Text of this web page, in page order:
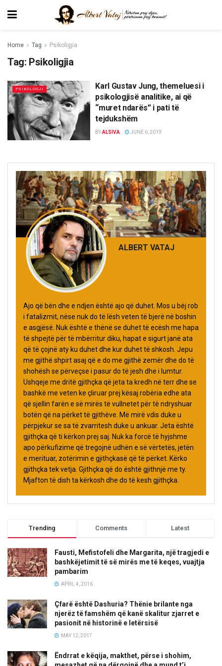
Home Tag Psikoligjia
Tag: Psikoligjia
PSIKOLOGJI
Karl Gustav Jung, themeluesi i
psikologjisë analitike, ai që
“muret ndarës” i pati të
tejdukshëm
BYALSIVA JUNE 6, 2019
ALBERT VATAJ
Ajo që bën dhe e ndjen është ajo që duhet. Mos u bëj rob
i fatalizmit, nëse nuk do të lësh veten të bjerë në boshin
e asgjësë. Nuk është e thënë se duhet të ecësh me hapa
të shpejtë për të mbërritur diku, hapat e sigurt janë ata
që të çojnë aty ku duhet dhe kur duhet të shkosh. Jepu
me gjithë shpirt asaj që e do me gjithë zemër dhe do të
shohësh se përveçse i pasur do të jesh dhe i lumtur.
Ushqeje me dritë gjithçka që jeta ta kredh në terr dhe se
bashkë me veten ke çliruar prej kësaj robëria edhe ata
që sjellin farën e së mirës të vullnetet për të ndryshuar
botën që na përket të gjithëve. Më mirë vdis duke u
përpjekur se sa të zvarritesh duke u ankuar. Jeta është
gjithçka që ti kërkon prej saj. Nuk ka forcë të hyjshme
apo përkufizime që tregojnë udhën e së vërtetës, jetën
e merituar, zotërimin e gjithçkasë që të përket. Kërko
gjithçka tek vetja. Gjithçka që do është gjithnjë me ty.
Mjafton të dish ta kërkosh dhe do të kesh gjithçka.
Trending Comments Latest
Fausti, Mefistofeli dhe Margarita, një tragjedi e
bashkëjetimit të së mirës me të keqes, vuajtja
pambarim
APRIL 4, 2016
Çfarë është Dashuria? Thënie brilante nga
njerëz të famshëm që kanë skalitur zjarret e
pasionit në historinë e letërsisë
MAY 12, 2017
Ëndrrat e këqija, makthet, përse i shohim,